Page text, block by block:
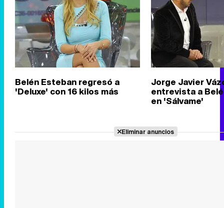
Belén Esteban regresó a
'Deluxe' con 16 kilos más
Jorge Javier
entrevista a
en 'Sálvame'
Eliminar anuncios